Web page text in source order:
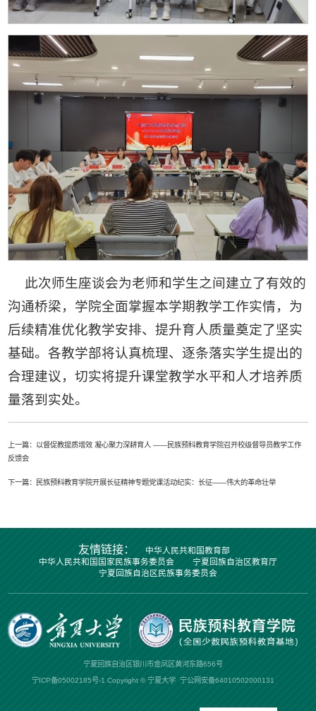
此次师生座谈会为老师和学生之间建立了有效的
沟通桥梁，学院全面掌握本学期教学工作实情，为
后续精准优化教学安排、提升育人质量奠定了坚实
基础。各教学部将认真梳理、逐条落实学生提出的
合理建议，切实将提升课堂教学水平和人才培养质
量落到实处。
上一篇： 以督促教提质增效 凝心聚力深耕育人 ——民族预科教育学院召开校级督导员教学工作
反馈会
下一篇： 民族预科教育学院开展长征精神专题党课活动纪实：长征——伟大的革命壮举
友情链接：
中华人民共和国教育部
中华人民共和国国家民族事务委员会
宁夏回族自治区教育厅
宁夏回族自治区民族事务委员会
宁夏回族自治区银川市金凤区黄河东路656号
宁ICP备05002185号-1 Copyright © 宁夏大学 宁公网安备64010502000131